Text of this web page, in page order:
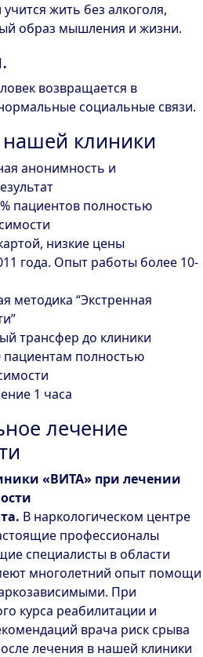
жить без алкоголя,
образ мышления и жизни.
возвращается в
социальные связи.
клиники
анонимность и
пациентов полностью
низкие цены
года. Опыт работы более 10-
методика “Экстренная
трансфер до клиники
пациентам полностью
1 часа
лечение
«ВИТА» при лечении
В наркологическом центре
профессионалы
специалисты в области
многолетний опыт помощи
При
курса реабилитации и
врача риск срыва
лечения в нашей клиники